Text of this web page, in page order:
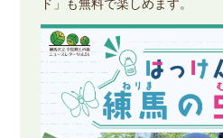
ド」も無料で楽しめます。